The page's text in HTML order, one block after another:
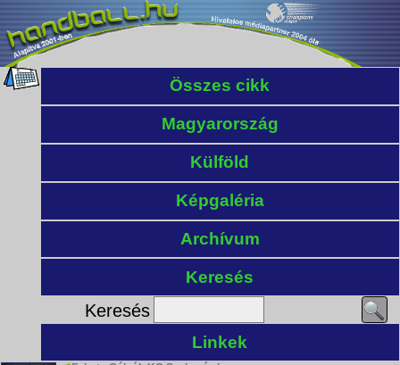
Összes cikk
Magyarország
Külföld
Képgaléria
Archívum
Keresés
Keresés
Linkek